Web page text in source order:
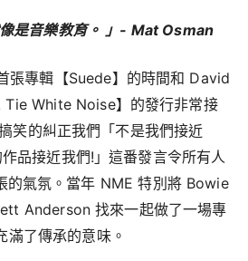
是音樂教育。 」- Mat Osman
張專輯【Suede】的時間和 David
White Noise】的發行非常接
笑的糾正我們「不是我們接近
品接近我們!」這番發言令所有人
的氣氛。當年 NME 特別將 Bowie
Anderson 找來一起做了一場專
滿了傳承的意味。